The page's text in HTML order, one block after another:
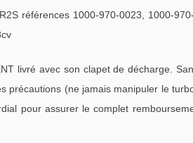
références 1000-970-0023, 1000-
livré avec son clapet de décharge.
précautions (ne jamais manipuler le
pour assurer le complet